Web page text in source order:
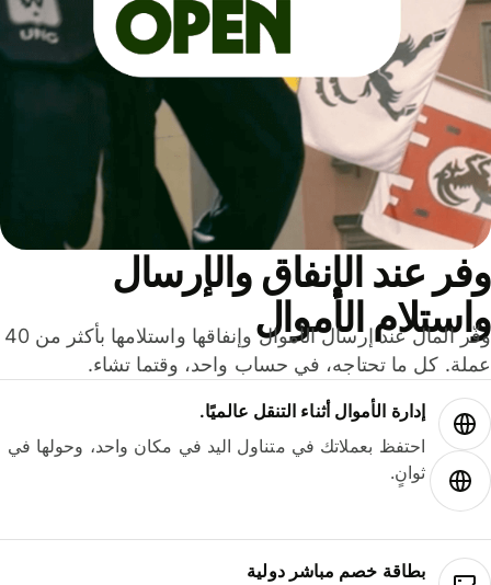
عند الإنفاق والإرسال
الأموال
وفّر المال عند إرسال الأموال وإنفاقها واستلامها بأكثر من 40
كل ما تحتاجه، في حساب واحد، وقتما تشاء.
إدارة الأموال أثناء التنقل عالميًا.
احتفظ بعملاتك في متناول اليد في مكان واحد، وحولها في
ثوانٍ.
بطاقة خصم مباشر دولية